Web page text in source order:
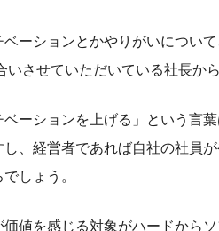
ベーションとかやりがいについ
させていただいている社長か
ベーションを上げる」という言
、経営者であれば自社の社員
しょう。
値を感じる対象がハードから